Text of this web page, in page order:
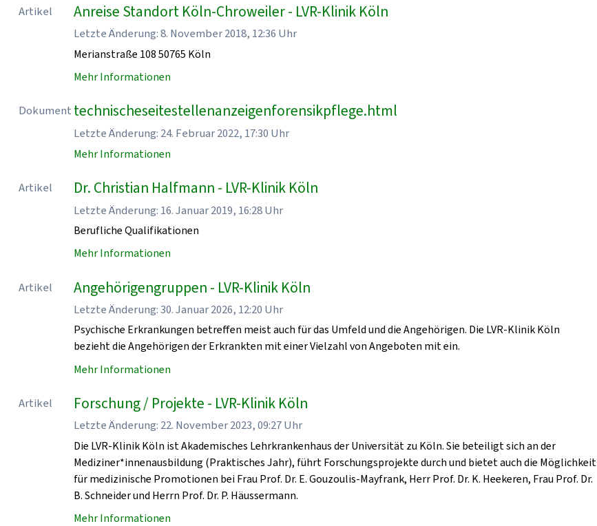
Artikel Anreise Standort Köln-Chroweiler - LVR-Klinik Köln
Letzte Änderung: 8. November 2018, 12:36 Uhr
Merianstraße 108 50765 Köln
Mehr Informationen
Dokument technischeseitestellenanzeigenforensikpflege.html
Letzte Änderung: 24. Februar 2022, 17:30 Uhr
Mehr Informationen
Artikel Dr. Christian Halfmann - LVR-Klinik Köln
Letzte Änderung: 16. Januar 2019, 16:28 Uhr
Berufliche Qualifikationen
Mehr Informationen
Artikel Angehörigengruppen - LVR-Klinik Köln
Letzte Änderung: 30. Januar 2026, 12:20 Uhr
Psychische Erkrankungen betreffen meist auch für das Umfeld und die Angehörigen. Die LVR-Klinik Köln
bezieht die Angehörigen der Erkrankten mit einer Vielzahl von Angeboten mit ein.
Mehr Informationen
Artikel Forschung / Projekte - LVR-Klinik Köln
Letzte Änderung: 22. November 2023, 09:27 Uhr
Die LVR-Klinik Köln ist Akademisches Lehrkrankenhaus der Universität zu Köln. Sie beteiligt sich an der
Mediziner*innenausbildung (Praktisches Jahr), führt Forschungsprojekte durch und bietet auch die Möglichkeit
für medizinische Promotionen bei Frau Prof. Dr. E. Gouzoulis-Mayfrank, Herr Prof. Dr. K. Heekeren, Frau Prof. Dr.
B. Schneider und Herrn Prof. Dr. P. Häussermann.
Mehr Informationen